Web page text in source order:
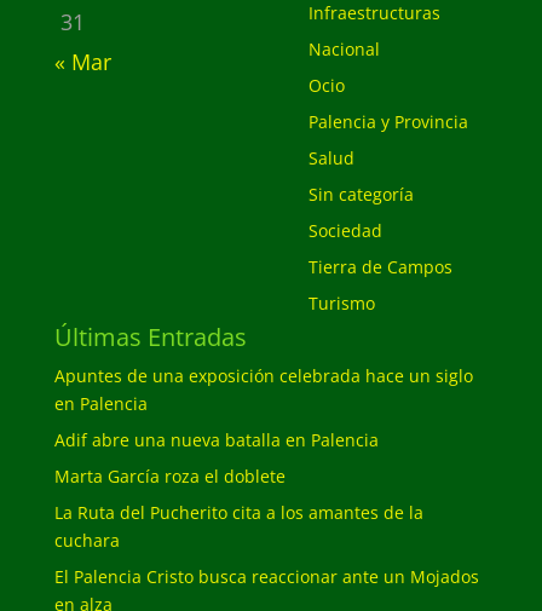
31
« Mar
Infraestructuras
Nacional
Ocio
Palencia y Provincia
Salud
Sin categoría
Sociedad
Tierra de Campos
Turismo
Últimas Entradas
Apuntes de una exposición celebrada hace un siglo
en Palencia
Adif abre una nueva batalla en Palencia
Marta García roza el doblete
La Ruta del Pucherito cita a los amantes de la
cuchara
El Palencia Cristo busca reaccionar ante un Mojados
en alza